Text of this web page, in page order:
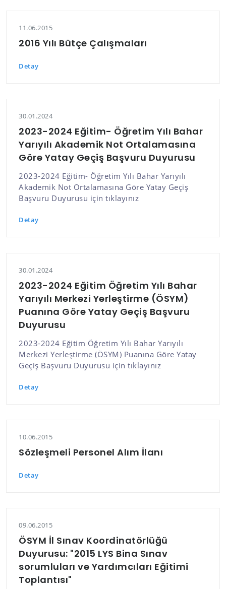
11.06.2015
2016 Yılı Bütçe Çalışmaları
Detay
30.01.2024
2023-2024 Eğitim- Öğretim Yılı Bahar
Yarıyılı Akademik Not Ortalamasına
Göre Yatay Geçiş Başvuru Duyurusu
2023-2024 Eğitim- Öğretim Yılı Bahar Yarıyılı
Akademik Not Ortalamasına Göre Yatay Geçiş
Başvuru Duyurusu için tıklayınız
Detay
30.01.2024
2023-2024 Eğitim Öğretim Yılı Bahar
Yarıyılı Merkezi Yerleştirme (ÖSYM)
Puanına Göre Yatay Geçiş Başvuru
Duyurusu
2023-2024 Eğitim Öğretim Yılı Bahar Yarıyılı
Merkezi Yerleştirme (ÖSYM) Puanına Göre Yatay
Geçiş Başvuru Duyurusu için tıklayınız
Detay
10.06.2015
Sözleşmeli Personel Alım İlanı
Detay
09.06.2015
ÖSYM İl Sınav Koordinatörlüğü
Duyurusu: "2015 LYS Bina Sınav
sorumluları ve Yardımcıları Eğitimi
Toplantısı"